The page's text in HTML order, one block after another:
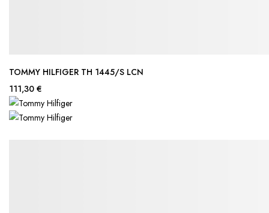
TOMMY HILFIGER TH 1445/S LCN
111,30 €